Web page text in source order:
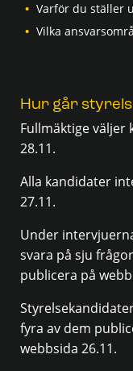
Varför du ställer
Vilka
Hur går
Fullmäktige väljer
28.11.
Alla kandidater
27.11.
Under
svara på sju
publicera på
fyra av dem
webbsida 26.11.